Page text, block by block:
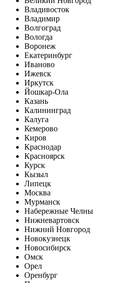
Владивосток
Владимир
Волгоград
Вологда
Воронеж
Екатеринбург
Иваново
Ижевск
Иркутск
Йошкар-Ола
Казань
Калининград
Калуга
Кемерово
Киров
Краснодар
Красноярск
Курск
Кызыл
Липецк
Москва
Мурманск
Набережные Челны
Нижневартовск
Нижний Новгород
Новокузнецк
Новосибирск
Омск
Орел
Оренбург